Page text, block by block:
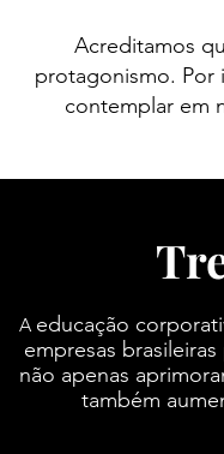
Acreditamos
protagonismo. Por
contemplar em
A educação
empresas
não apenas
também